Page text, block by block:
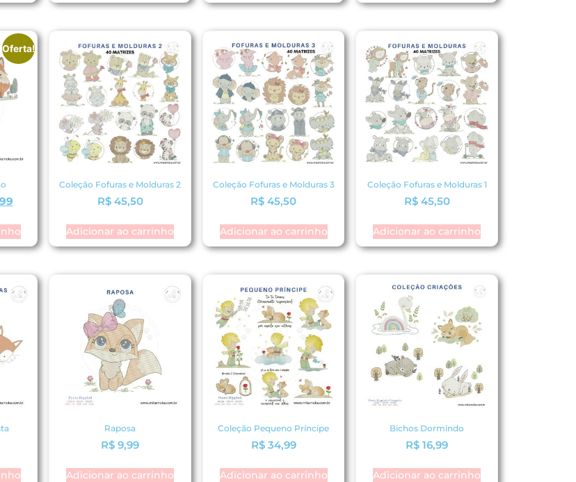
Oferta!
Coleção Fofuras e Molduras 2
R$45,50
Adicionar ao carrinho
Coleção Fofuras e Molduras 3
R$ 45,50
Adicionar ao carrinho
Coleção Fofuras e Molduras 1
R$45,50
Adicionar ao carrinho
Raposa
R$ 9,99
Adicionar ao carrinho
Coleção Pequeno Príncipe
R$34,99
Adicionar ao carrinho
Bichos Dormindo
R$ 16,99
Adicionar ao carrinho